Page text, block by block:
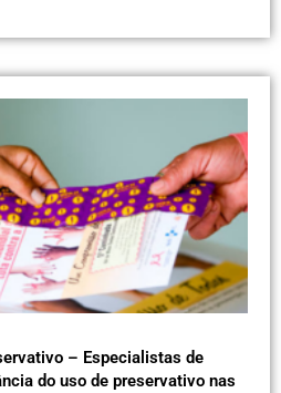
– Especialistas de
do uso de preservativo nas